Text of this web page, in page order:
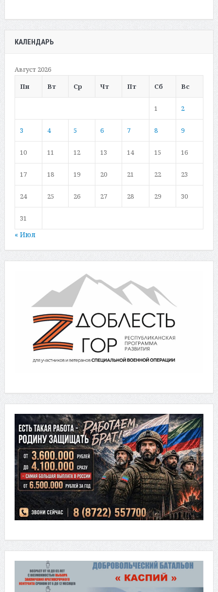
КАЛЕНДАРЬ
Август 2026
Пн
Вт Ср Чт Пт Сб Вс
1 2
3 4 5 6 7 8 9
10 11 12 13 14 15 16
17 18 19 20 21 22 23
24 25 26 27 28 29 30
31
« Июл